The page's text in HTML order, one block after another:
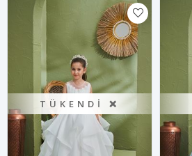
TÜKENDI ❌